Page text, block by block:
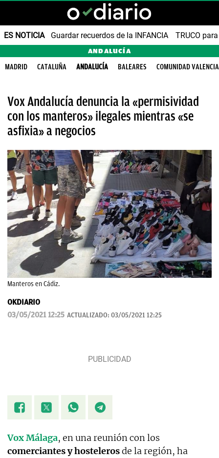
ES NOTICIA Guardar recuerdos de la INFANCIA TRUCO
ANDALUCÍA
MADRID CATALUÑA ANDALUCÍA BALEARES COMUNIDAD
Vox Andalucía denuncia la «permisividad
con los manteros» ilegales mientras «se
asfixia» a negocios
Manteros en Cádiz.
OKDIARIO
03/05/2021 12:25 ACTUALIZADO: 03/05/2021 12:25
Vox Málaga, en una reunión con los
comerciantes y hostelerosde la región, ha